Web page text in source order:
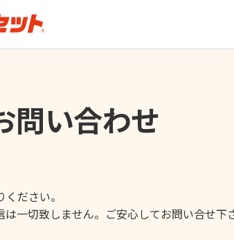
問い合わせ
ださい。
一切致しません。ご安心してお問い合せ下